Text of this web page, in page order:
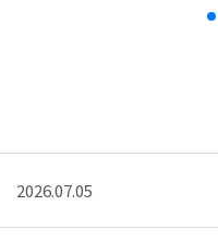
2026.07.05